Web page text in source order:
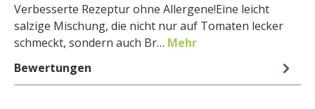
Verbesserte Rezeptur ohne Allergene!Eine leicht
salzige Mischung, die nicht nur auf Tomaten lecker
schmeckt, sondern auch Br… Mehr
Bewertungen